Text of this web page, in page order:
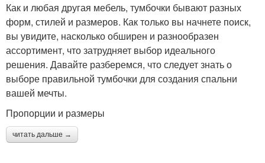
Как и любая другая мебель, тумбочки бывают разных
форм, стилей и размеров. Как только вы начнете поиск,
вы увидите, насколько обширен и разнообразен
ассортимент, что затрудняет выбор идеального
решения. Давайте разберемся, что следует знать о
выборе правильной тумбочки для создания спальни
вашей мечты.
Пропорции и размеры
читать дальше →